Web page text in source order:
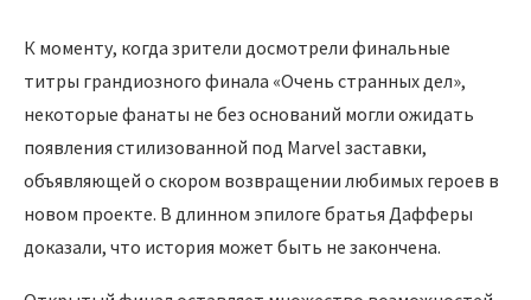
К моменту, когда зрители досмотрели финальные
титры грандиозного финала «Очень странных дел»,
некоторые фанаты не без оснований могли ожидать
появления стилизованной под Marvel заставки,
объявляющей о скором возвращении любимых героев в
новом проекте. В длинном эпилоге братья Дафферы
доказали, что история может быть не закончена.